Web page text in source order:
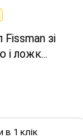
зі
ложк...
в 1 клік